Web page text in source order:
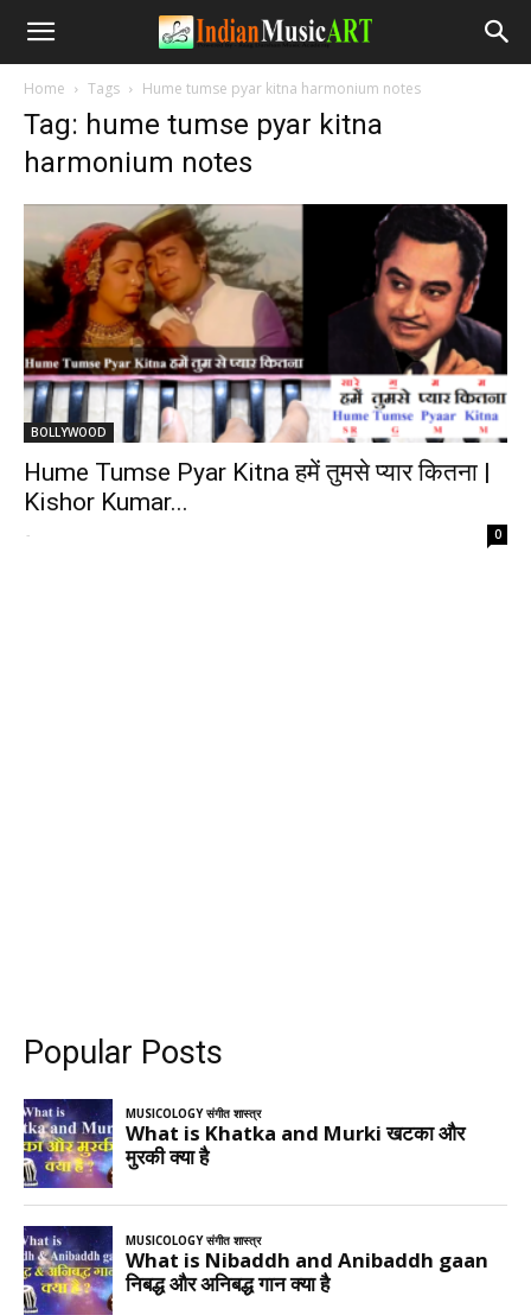
Home Tags Hume tumse pyar kitna harmonium notes
Tag: hume tumse pyar kitna
harmonium notes
BOLLYWOOD
Hume Tumse Pyar Kitna हमें तुमसे प्यार कितना |
Kishor Kumar...
- 0
Popular Posts